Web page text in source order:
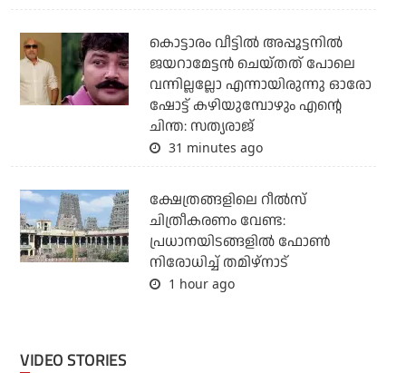
കൊട്ടാരം വീട്ടില്‍ അപ്പൂട്ടനില്‍
ജയറാമേട്ടന്‍ ചെയ്തത് പോലെ
വന്നില്ലല്ലോ എന്നായിരുന്നു ഓരോ
ഷോട്ട് കഴിയുമ്പോഴും എന്റെ
ചിന്ത: സത്യരാജ്
31 minutes ago
ക്ഷേത്രങ്ങളിലെ റീല്‍സ്
ചിത്രീകരണം വേണ്ട:
പ്രധാനയിടങ്ങളില്‍ ഫോണ്‍
നിരോധിച്ച് തമിഴ്‌നാട്
1 hour ago
VIDEO STORIES